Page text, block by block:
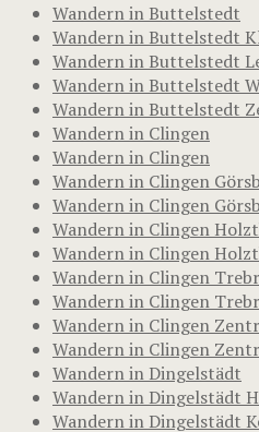
Wandern in Buttelstedt
Wandern in Buttelstedt
Wandern in Buttelstedt
Wandern in Buttelstedt
Wandern in Buttelstedt
Wandern in Clingen
Wandern in Clingen
Wandern in Clingen
Wandern in Clingen
Wandern in Clingen
Wandern in Clingen
Wandern in Clingen
Wandern in Clingen
Wandern in Clingen
Wandern in Clingen
Wandern in Dingelstädt
Wandern in Dingelstädt
Wandern in Dingelstädt